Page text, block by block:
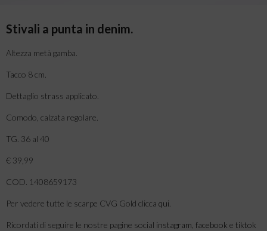
Stivali a punta in denim.
Altezza metà gamba.
Tacco 8 cm.
Dettaglio strass applicato.
Comodo, calzata regolare.
TG. 36 al 40
€ 39,99
COD. 1408659173
Per vedere tutte le scarpe CVG Gold clicca qui
Ricordati di seguire le nostre pagine social instagram facebook e tiktok